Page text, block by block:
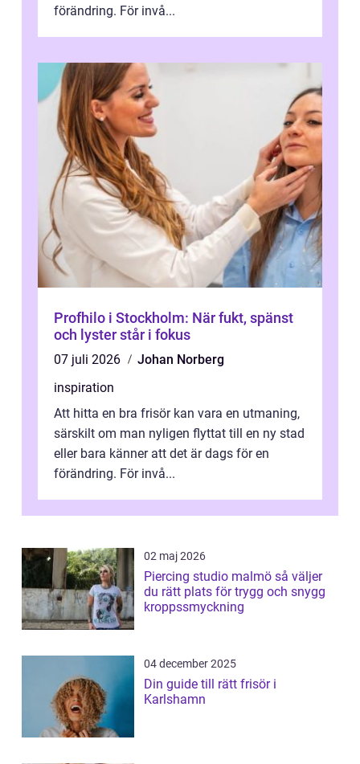
förändring. För invå...
Profhilo i Stockholm: När fukt, spänst
och lyster står i fokus
07 juli 2026
Johan Norberg
inspiration
Att hitta en bra frisör kan vara en utmaning,
särskilt om man nyligen flyttat till en ny stad
eller bara känner att det är dags för en
förändring. För invå...
02 maj 2026
Piercing studio malmö så väljer
du rätt plats för trygg och snygg
kroppssmyckning
04 december 2025
Din guide till rätt frisör i
Karlshamn